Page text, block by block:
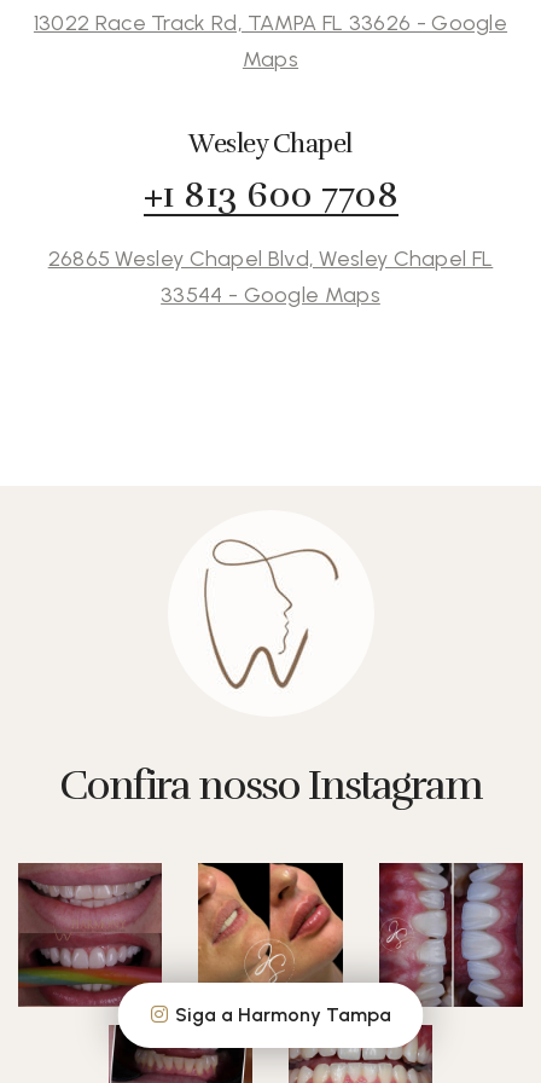
13022 Race Track Rd, TAMPA FL 33626 - Google
Maps
Wesley Chapel
+1 813 600 7708
26865 Wesley Chapel Blvd, Wesley Chapel FL
33544 - Google Maps
Confira nosso Instagram
Siga a Harmony Tampa